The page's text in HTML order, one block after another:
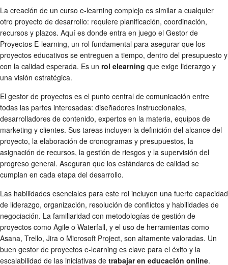
La creación de un curso e-learning complejo es similar a cualquier
otro proyecto de desarrollo: requiere planificación, coordinación,
recursos y plazos. Aquí es donde entra en juego el Gestor de
Proyectos E-learning, un rol fundamental para asegurar que los
proyectos educativos se entreguen a tiempo, dentro del presupuesto y
con la calidad esperada. Es un rol elearning que exige liderazgo y
una visión estratégica.
El gestor de proyectos es el punto central de comunicación entre
todas las partes interesadas: diseñadores instruccionales,
desarrolladores de contenido, expertos en la materia, equipos de
marketing y clientes. Sus tareas incluyen la definición del alcance del
proyecto, la elaboración de cronogramas y presupuestos, la
asignación de recursos, la gestión de riesgos y la supervisión del
progreso general. Aseguran que los estándares de calidad se
cumplan en cada etapa del desarrollo.
Las habilidades esenciales para este rol incluyen una fuerte capacidad
de liderazgo, organización, resolución de conflictos y habilidades de
negociación. La familiaridad con metodologías de gestión de
proyectos como Agile o Waterfall, y el uso de herramientas como
Asana, Trello, Jira o Microsoft Project, son altamente valoradas. Un
buen gestor de proyectos e-learning es clave para el éxito y la
escalabilidad de las iniciativas de trabajar en educación online.